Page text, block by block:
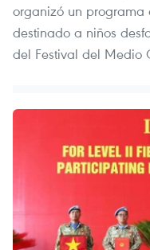
organizó un programa
destinado a niños
del Festival del Medio